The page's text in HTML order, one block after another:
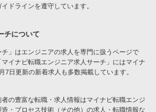
ドラインを遵守しています。
チについて
チ」はエンジニアの求人を専門に扱うページで
イナビ転職エンジニア求人サーチ」にはマイナ
7日更新の新着求人も多数掲載しています。
の豊富な転職・求人情報はマイナビ転職エンジ
・プロセス技術（その他）の求人・転職情報な